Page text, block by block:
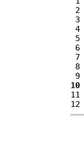
2
3
4
5
6
7
8
9
10
11
12